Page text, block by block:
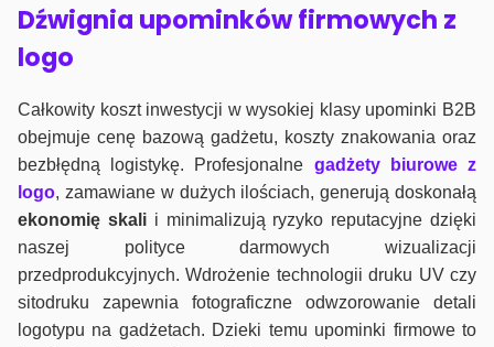
Dźwignia upominków firmowych z
logo
Całkowity koszt inwestycji w wysokiej klasy upominki B2B
obejmuje cenę bazową gadżetu, koszty znakowania oraz
bezbłędną logistykę. Profesjonalne gadżety biurowe z
logo, zamawiane w dużych ilościach, generują doskonałą
ekonomię skalii minimalizują ryzyko reputacyjne dzięki
naszej polityce darmowych wizualizacji
przedprodukcyjnych. Wdrożenie technologii druku UV czy
sitodruku zapewnia fotograficzne odwzorowanie detali
logotypu na gadżetach. Dzieki temu upominki firmowe to